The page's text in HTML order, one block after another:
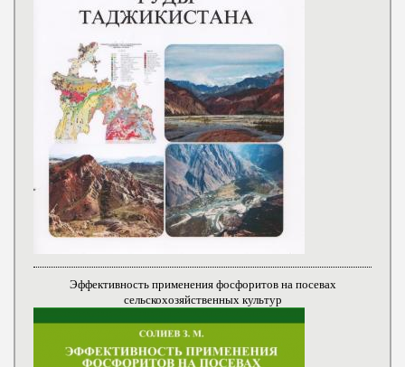
Эффективность применения фосфоритов на посевах
сельскохозяйственных культур